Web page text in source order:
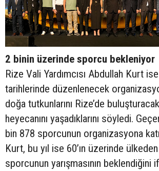
2 binin üzerinde sporcu bekleniyor
Rize Vali Yardımcısı Abdullah Kurt
tarihlerinde düzenlenecek
doğa tutkunlarını Rize’de
heyecanını yaşadıklarını söyledi.
bin 878 sporcunun organizasyona
Kurt, bu yıl ise 60’ın üzerinde
sporcunun yarışmasının beklendiğini